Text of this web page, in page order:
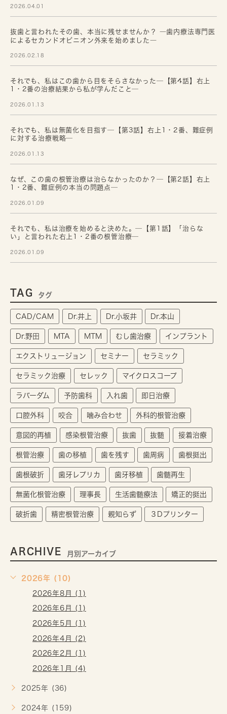
2026.04.01
抜歯と言われたその歯、本当に残せませんか？ ―歯内療法専門医
によるセカンドオピニオン外来を始めました―
2026.02.18
それでも、私はこの歯から目をそらさなかった─【第4話】右上
1・2番の治療結果から私が学んだこと─
2026.01.13
それでも、私は無菌化を目指す─【第3話】右上1・2番、難症例
に対する治療戦略─
2026.01.13
なぜ、この歯の根管治療は治らなかったのか？─【第2話】右上
1・2番、難症例の本当の問題点─
2026.01.09
それでも、私は治療を始めると決めた。─【第1話】「治らな
い」と言われた右上1・2番の根管治療─
2026.01.09
TAG タグ
CAD/CAM Dr.井上 Dr.小坂井 Dr.本山
Dr.野田 MTA MTM むし歯治療 インプラント
エクストリュージョン セミナー セラミック
セラミック治療 セレック マイクロスコープ
ラバーダム 予防歯科 入れ歯 即日治療
口腔外科 咬合 噛み合わせ 外科的根管治療
意図的再植 感染根管治療 抜歯 抜髄 接着治療
根管治療 歯の移植 歯を残す 歯周病 歯根挺出
歯根破折 歯牙レプリカ 歯牙移植 歯髄再生
無菌化根管治療 理事長 生活歯髄療法 矯正的挺出
破折歯 精密根管治療 親知らず ３Dプリンター
ARCHIVE 月別アーカイブ
2026年 (10)
2026年8月 (1)
2026年6月 (1)
2026年5月 (1)
2026年4月 (2)
2026年2月 (1)
2026年1月 (4)
2025年 (36)
2024年 (159)